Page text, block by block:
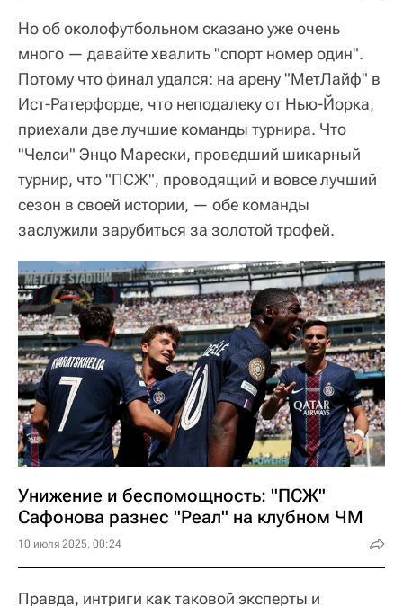
Но об околофутбольном сказано уже очень
много — давайте хвалить "спорт номер один".
Потому что финал удался: на арену "МетЛайф" в
Ист-Ратерфорде, что неподалеку от Нью-Йорка,
приехали две лучшие команды турнира. Что
"Челси" Энцо Марески, проведший шикарный
турнир, что "ПСЖ", проводящий и вовсе лучший
сезон в своей истории, — обе команды
заслужили зарубиться за золотой трофей.
Унижение и беспомощность: "ПСЖ"
Сафонова разнес "Реал" на клубном ЧМ
10 июля 2025, 00:24
Правда, интриги как таковой эксперты и